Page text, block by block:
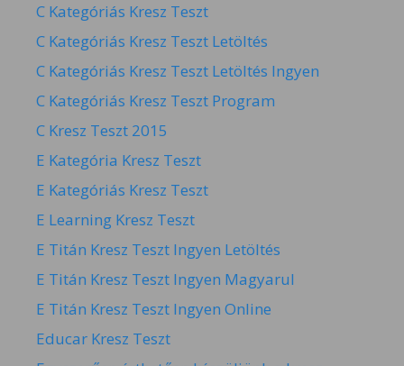
C Kategóriás Kresz Teszt
C Kategóriás Kresz Teszt Letöltés
C Kategóriás Kresz Teszt Letöltés Ingyen
C Kategóriás Kresz Teszt Program
C Kresz Teszt 2015
E Kategória Kresz Teszt
E Kategóriás Kresz Teszt
E Learning Kresz Teszt
E Titán Kresz Teszt Ingyen Letöltés
E Titán Kresz Teszt Ingyen Magyarul
E Titán Kresz Teszt Ingyen Online
Educar Kresz Teszt